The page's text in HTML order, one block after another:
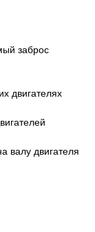
заброс
двигателях
валу двигателя